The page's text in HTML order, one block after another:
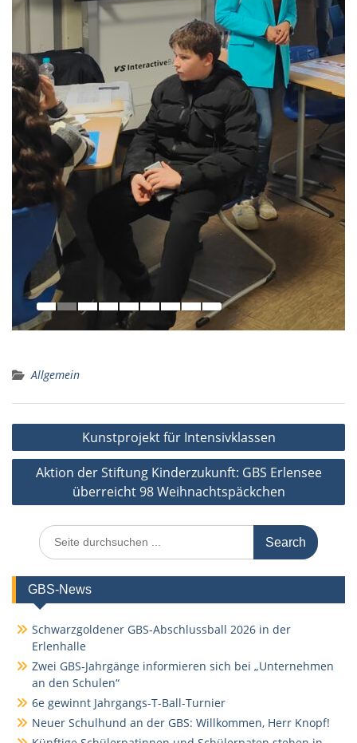
Allgemein
Beitragsnavigation
Kunstprojekt für Intensivklassen
Aktion der Stiftung Kinderzukunft: GBS Erlensee
überreicht 98 Weihnachtspäckchen
Search
for:
GBS-News
Schwarzgoldener GBS-Abschlussball 2026 in der
Erlenhalle
Zwei GBS-Jahrgänge informieren sich bei „Unternehmen
an den Schulen“
6e gewinnt Jahrgangs-T-Ball-Turnier
Neuer Schulhund an der GBS: Willkommen, Herr Knopf!